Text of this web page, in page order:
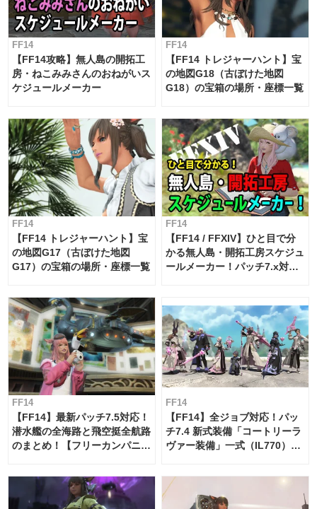
FF14
【FF14攻略】無人島の開拓工
房・ねこみみさんのおねがいス
ケジュールメーカー
FF14
【FF14 トレジャーハント】宝
の地図G18（古ぼけた地図
G18）の宝箱の場所・座標一覧
FF14
【FF14 トレジャーハント】宝
の地図G17（古ぼけた地図
G17）の宝箱の場所・座標一覧
FF14
【FF14 / FFXIV】ひと目で分
かる無人島・開拓工房スケジュ
ールメーカー！パッチ7.x対応
FF14
【FF14】最新パッチ7.5対応！
潜水艦の全海路と飛空挺全航路
のまとめ！【フリーカンパニ
FF14
【FF14】全ジョブ対応！パッ
チ7.4 新式装備「コートリーラ
ヴァー装備」一式（IL770）の